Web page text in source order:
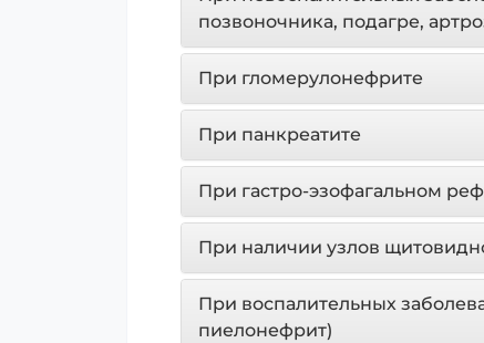
позвоночника, подагре,
При гломерулонефрите
При панкреатите
При гастро-эзофагальном
При наличии узлов
При воспалительных
пиелонефрит)